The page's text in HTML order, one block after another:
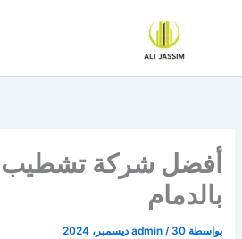
أفضل شركة تشطيب
بالدمام
بواسطة admin /30 ديسمبر، 2024